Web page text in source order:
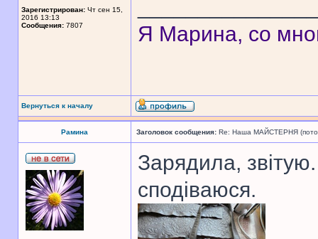
Зарегистрирован: Чт сен 15,
2016 13:13
Сообщения: 7807
Я Марина, со
Вернуться к началу
Рамина Заголовок сообщения: Re: Наша МАЙСТЕРНЯ
Зарядила,
сподіваюся.